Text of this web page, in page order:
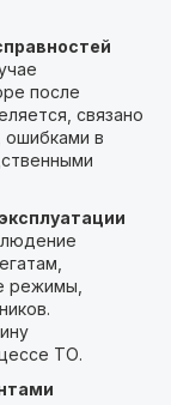
после
связано
ошибками в
режимы,
ТО.